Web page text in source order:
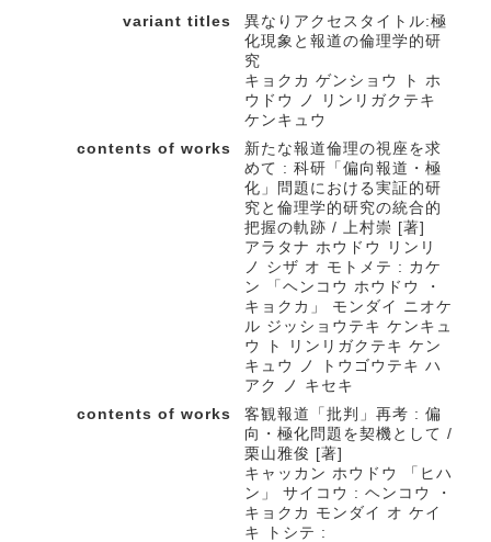
variant titles
異なりアクセスタイトル:極
化現象と報道の倫理学的研
究
キョクカ ゲンショウ ト ホ
ウドウ ノ リンリガクテキ
ケンキュウ
contents of works
新たな報道倫理の視座を求
めて : 科研「偏向報道・極
化」問題における実証的研
究と倫理学的研究の統合的
把握の軌跡 / 上村崇 [著]
アラタナ ホウドウ リンリ
ノ シザ オ モトメテ : カケ
ン 「ヘンコウ ホウドウ ・
キョクカ」 モンダイ ニオケ
ル ジッショウテキ ケンキュ
ウ ト リンリガクテキ ケン
キュウ ノ トウゴウテキ ハ
アク ノ キセキ
contents of works
客観報道「批判」再考 : 偏
向・極化問題を契機として /
栗山雅俊 [著]
キャッカン ホウドウ 「ヒハ
ン」 サイコウ : ヘンコウ ・
キョクカ モンダイ オ ケイ
キ トシテ :